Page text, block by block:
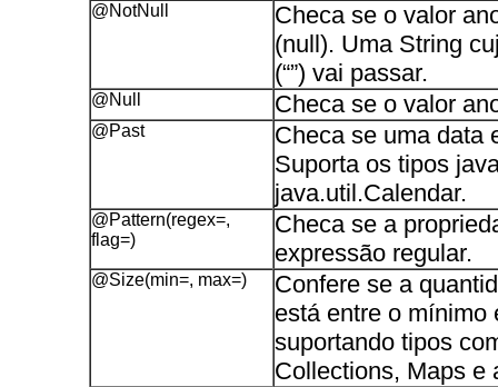
@NotNull
Checa se o valor
(null). Uma String
(“”) vai passar.
@Null Checa se o valor
@Past
Checa se uma data
Suporta os tipos
java.util.Calendar.
@Pattern(regex=,
flag=)
Checa se a
expressão regular.
@Size(min=, max=)
Confere se a
está entre o mínimo
suportando tipos
Collections, Maps e